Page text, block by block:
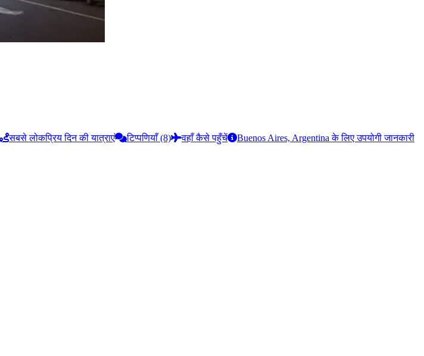
सबसे लोकप्रिय दिन की यात्राएं टिप्पणियाँ (8) वहाँ कैसे पहुँचें Buenos Aires, Argentina के लिए उपयोगी जानकारी